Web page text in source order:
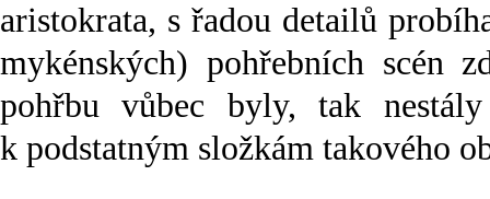
aristokrata, s řadou detailů
mykénských) pohřebních scén
pohřbu vůbec byly, tak
k podstatným složkám takového